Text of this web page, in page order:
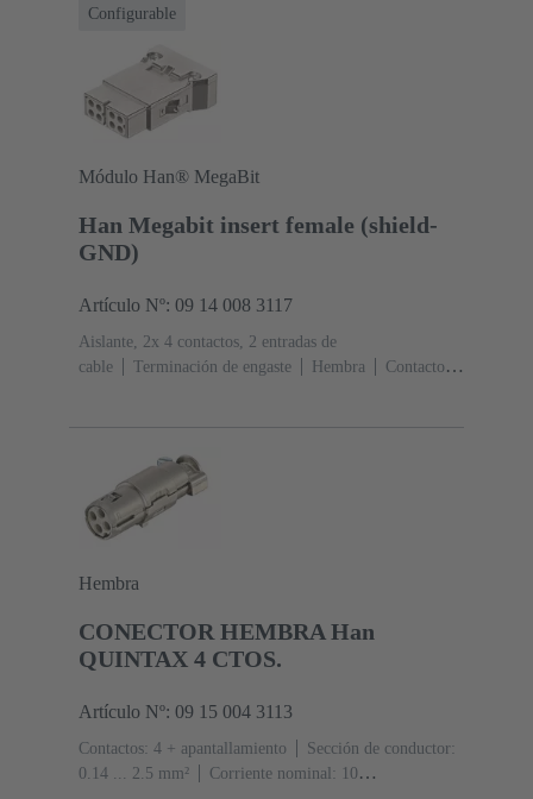
Configurable
Módulo Han® MegaBit
Han Megabit insert female (shield-
GND)
Artículo Nº: 09 14 008 3117
Aislante, 2x 4 contactos, 2 entradas de
cable
Terminación de engaste Hembra
Contactos:
Hembra
CONECTOR HEMBRA Han
QUINTAX 4 CTOS.
Artículo Nº: 09 15 004 3113
Contactos: 4 + apantallamiento
Sección de conductor:
0.14 ... 2.5 mm²
Corriente nominal: ‌10